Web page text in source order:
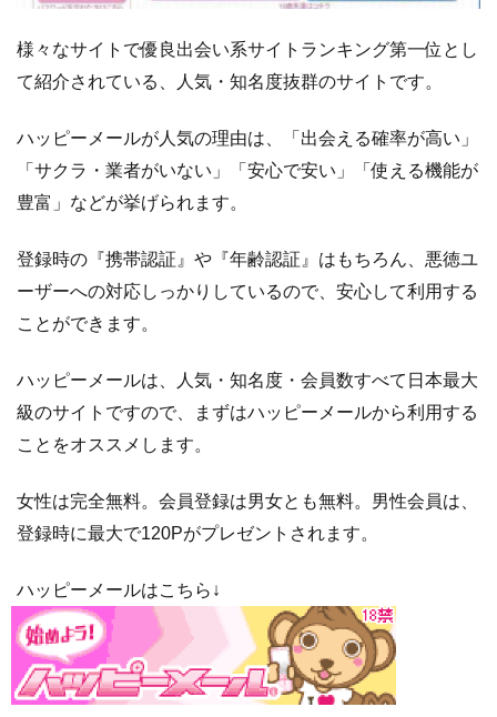
援
イ
ト
結
婚
紹
所
2.1 ブ
ラ
ネ
ッ
2.2 ツ
ヴ
2.3 サ
ン
マ
リ
様々なサイトで優良出会い系サイトランキング第一位とし
て紹介されている、人気・知名度抜群のサイトです。
ハッピーメールが人気の理由は、「出会える確率が高い」
「サクラ・業者がいない」「安心で安い」「使える機能が
豊富」などが挙げられます。
登録時の『携帯認証』や『年齢認証』はもちろん、悪徳ユ
ーザーへの対応しっかりしているので、安心して利用する
ことができます。
ハッピーメールは、人気・知名度・会員数すべて日本最大
級のサイトですので、まずはハッピーメールから利用する
ことをオススメします。
女性は完全無料。会員登録は男女とも無料。男性会員は、
登録時に最大で120Pがプレゼントされます。
ハッピーメールはこちら↓